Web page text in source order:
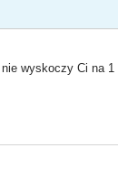
nie wyskoczy Ci na 1